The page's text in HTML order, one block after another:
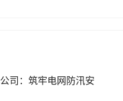
司：筑牢电网防汛安